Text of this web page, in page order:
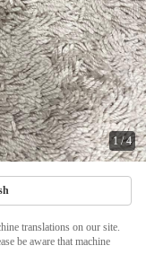
1/4
translations on our site.
be aware that machine